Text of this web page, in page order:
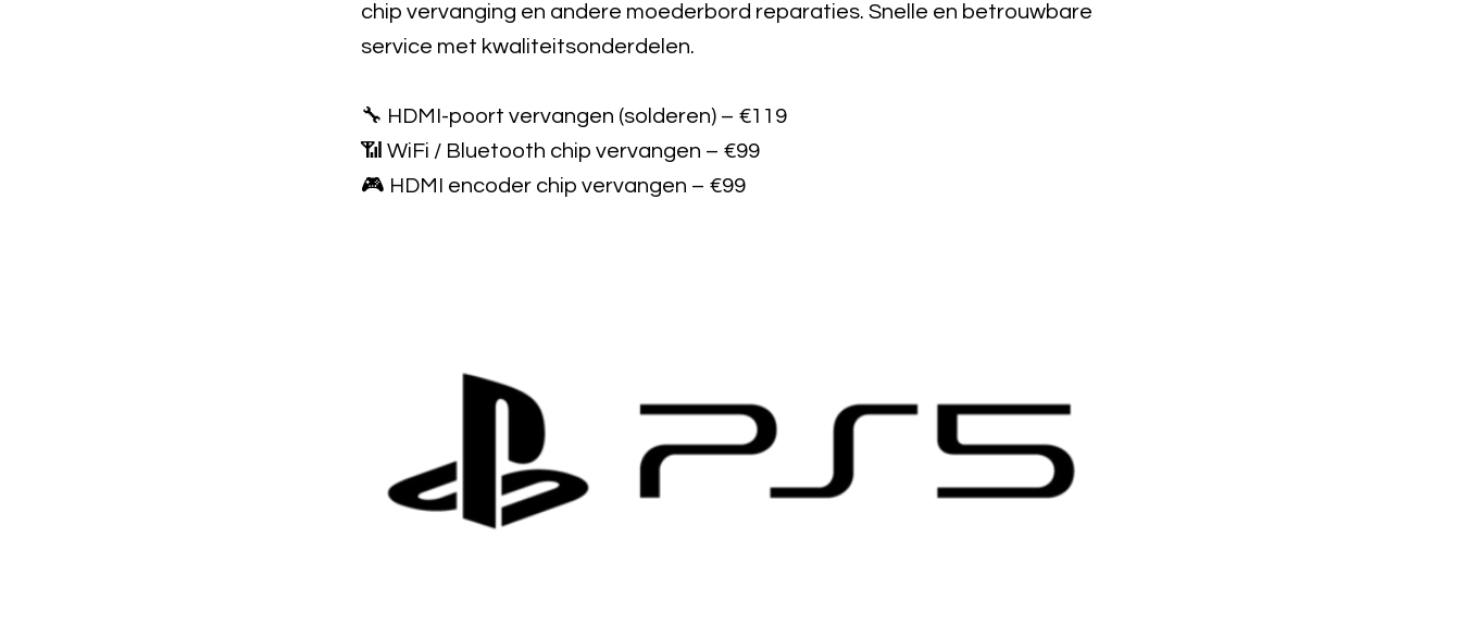
chip vervanging en andere moederbord reparaties. Snelle en betrouwbare
service met kwaliteitsonderdelen.
🔧 HDMI-poort vervangen (solderen) – €119
📶 WiFi / Bluetooth chip vervangen – €99
🎮 HDMI encoder chip vervangen – €99